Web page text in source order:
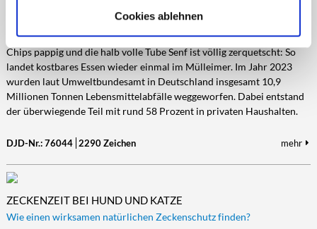
Cookies ablehnen
(djd). Die Küchenkräuter sind verwelkt, das Obst verschrumpelt, die
Chips pappig und die halb volle Tube Senf ist völlig zerquetscht: So
landet kostbares Essen wieder einmal im Mülleimer. Im Jahr 2023
wurden laut Umweltbundesamt in Deutschland insgesamt 10,9
Millionen Tonnen Lebensmittelabfälle weggeworfen. Dabei entstand
der überwiegende Teil mit rund 58 Prozent in privaten Haushalten.
DJD-Nr.: 76044 2290 Zeichen mehr
ZECKENZEIT BEI HUND UND KATZE
Wie einen wirksamen natürlichen Zeckenschutz finden?